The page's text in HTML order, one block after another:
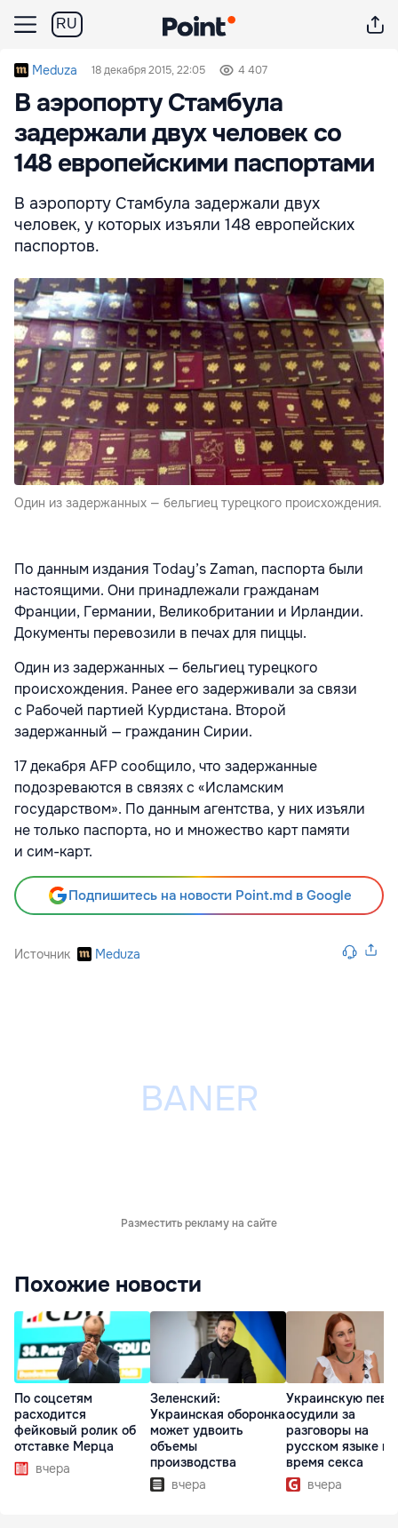
RU
Meduza 18 декабря 2015, 22:05 4 407
В аэропорту Стамбула
задержали двух человек со
148 европейскими паспортами
В аэропорту Стамбула задержали двух
человек, у которых изъяли 148 европейских
паспортов.
Один из задержанных — бельгиец турецкого происхождения.
По данным издания Today’s Zaman, паспорта были
настоящими. Они принадлежали гражданам
Франции, Германии, Великобритании и Ирландии.
Документы перевозили в печах для пиццы.
Один из задержанных — бельгиец турецкого
происхождения. Ранее его задерживали за связи
с Рабочей партией Курдистана. Второй
задержанный — гражданин Сирии.
17 декабря AFP сообщило, что задержанные
подозреваются в связях с «Исламским
государством». По данным агентства, у них изъяли
не только паспорта, но и множество карт памяти
и сим-карт.
Подпишитесь на новости Point.md в Google
Источник Meduza
Разместить рекламу на сайте
Похожие новости
По соцсетям
расходится
фейковый ролик об
отставке Мерца
вчера
Зеленский:
Украинская оборонка
может удвоить
объемы
производства
вчера
Украинскую
осудили за
разговоры на
русском языке во
время секса
вчера